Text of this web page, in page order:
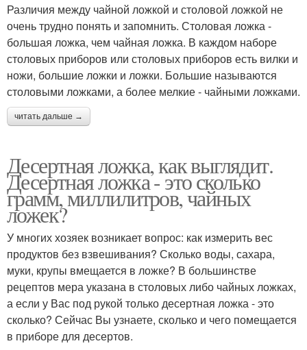
Различия между чайной ложкой и столовой ложкой не
очень трудно понять и запомнить. Столовая ложка -
большая ложка, чем чайная ложка. В каждом наборе
столовых приборов или столовых приборов есть вилки и
ножи, большие ложки и ложки. Большие называются
столовыми ложками, а более мелкие - чайными ложками.
читать дальше →
Десертная ложка, как выглядит.
Десертная ложка - это сколько
грамм, миллилитров, чайных
ложек?
У многих хозяек возникает вопрос: как измерить вес
продуктов без взвешивания? Сколько воды, сахара,
муки, крупы вмещается в ложке? В большинстве
рецептов мера указана в столовых либо чайных ложках,
а если у Вас под рукой только десертная ложка - это
сколько? Сейчас Вы узнаете, сколько и чего помещается
в приборе для десертов.